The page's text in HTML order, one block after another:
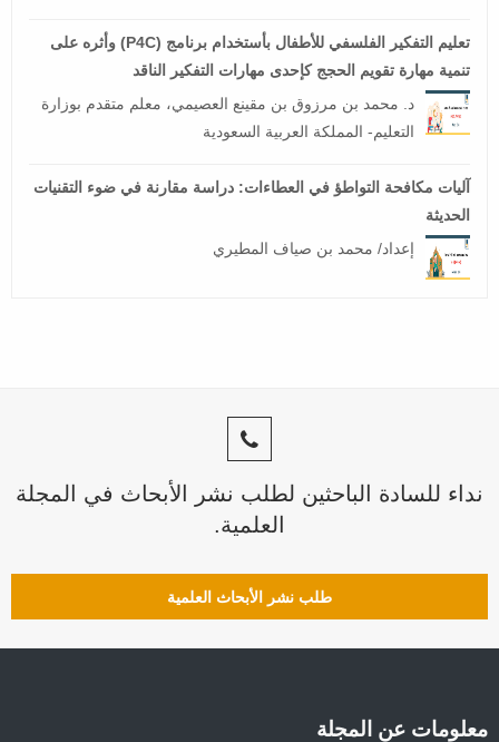
تعليم التفكير الفلسفي للأطفال بأستخدام برنامج (P4C) وأثره على
تنمية مهارة تقويم الحجج كإحدى مهارات التفكير الناقد
د. محمد بن مرزوق بن مقينع العصيمي، معلم متقدم بوزارة
التعليم- المملكة العربية السعودية
آليات مكافحة التواطؤ في العطاءات: دراسة مقارنة في ضوء التقنيات
الحديثة
إعداد/ محمد بن صياف المطيري
نداء للسادة الباحثين لطلب نشر الأبحاث في المجلة
العلمية.
طلب نشر الأبحاث العلمية
معلومات عن المجلة